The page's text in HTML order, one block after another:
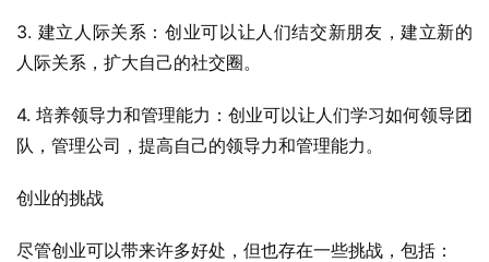
3. 建立人际关系：创业可以让人们结交新朋友，建立新的
人际关系，扩大自己的社交圈。
4. 培养领导力和管理能力：创业可以让人们学习如何领导团
队，管理公司，提高自己的领导力和管理能力。
创业的挑战
尽管创业可以带来许多好处，但也存在一些挑战，包括：